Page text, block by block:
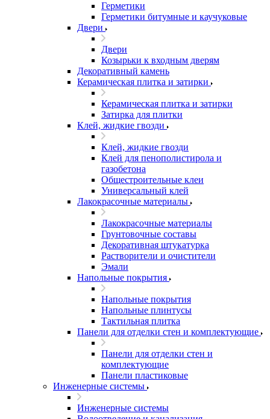
Герметики
Герметики битумные и каучуковые
Двери
Двери
Козырьки к входным дверям
Декоративный камень
Керамическая плитка и затирки
Керамическая плитка и затирки
Затирка для плитки
Клей, жидкие гвозди
Клей, жидкие гвозди
Клей для пенополистирола и
газобетона
Общестроительные клеи
Универсальный клей
Лакокрасочные материалы
Лакокрасочные материалы
Грунтовочные составы
Декоративная штукатурка
Растворители и очистители
Эмали
Напольные покрытия
Напольные покрытия
Напольные плинтусы
Тактильная плитка
Панели для отделки стен и комплектующие
Панели для отделки стен и
комплектующие
Панели пластиковые
Инженерные системы
Инженерные системы